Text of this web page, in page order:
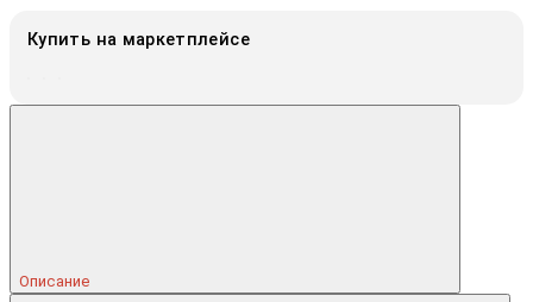
Купить на маркетплейсе
Описание